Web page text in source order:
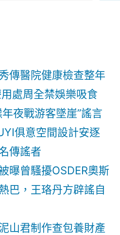
傳醫院健康檢查整年
處周全禁娛樂吸食
夜戰游客墜崖”謠言
俱意空間設計安逐
傳謠者
曝曾騷擾OSDER奧斯
巴，王珞丹方辟謠自
山君制作查包養財產